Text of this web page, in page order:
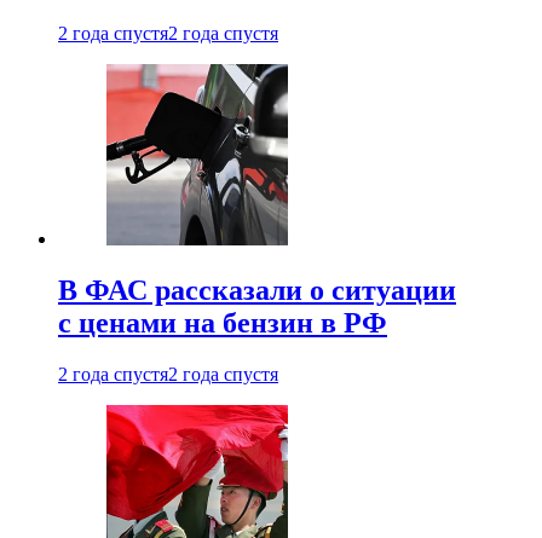
2 года спустя2 года спустя
В ФАС рассказали о ситуации
с ценами на бензин в РФ
2 года спустя2 года спустя